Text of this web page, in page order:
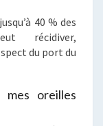
40 % des
récidiver,
du port du
mes oreilles